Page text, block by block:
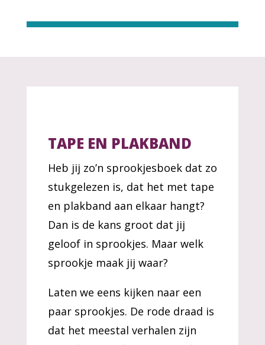
TAPE EN PLAKBAND
Heb jij zo’n sprookjesboek dat zo
stukgelezen is, dat het met tape
en plakband aan elkaar hangt?
Dan is de kans groot dat jij
geloof in sprookjes. Maar welk
sprookje maak jij waar?
Laten we eens kijken naar een
paar sprookjes. De rode draad is
dat het meestal verhalen zijn